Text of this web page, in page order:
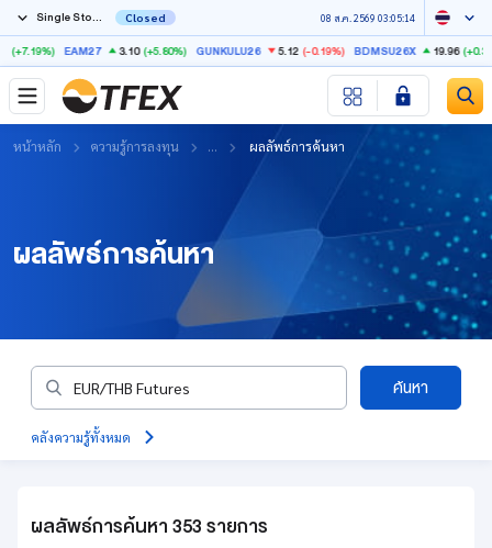
Single Stock Futures Closed 08 ส.ค. 2569 03:05:14
EAM27 3.10 (+5.80%) GUNKULU26 5.12 (-0.19%) BDMSU26X 19.96 (+0.35%)
หน้าหลัก ความรู้การลงทุน ... ผลลัพธ์การค้นหา
ผลลัพธ์การค้นหา
ค้นหา
คลังความรู้ทั้งหมด
ผลลัพธ์การค้นหา 353 รายการ